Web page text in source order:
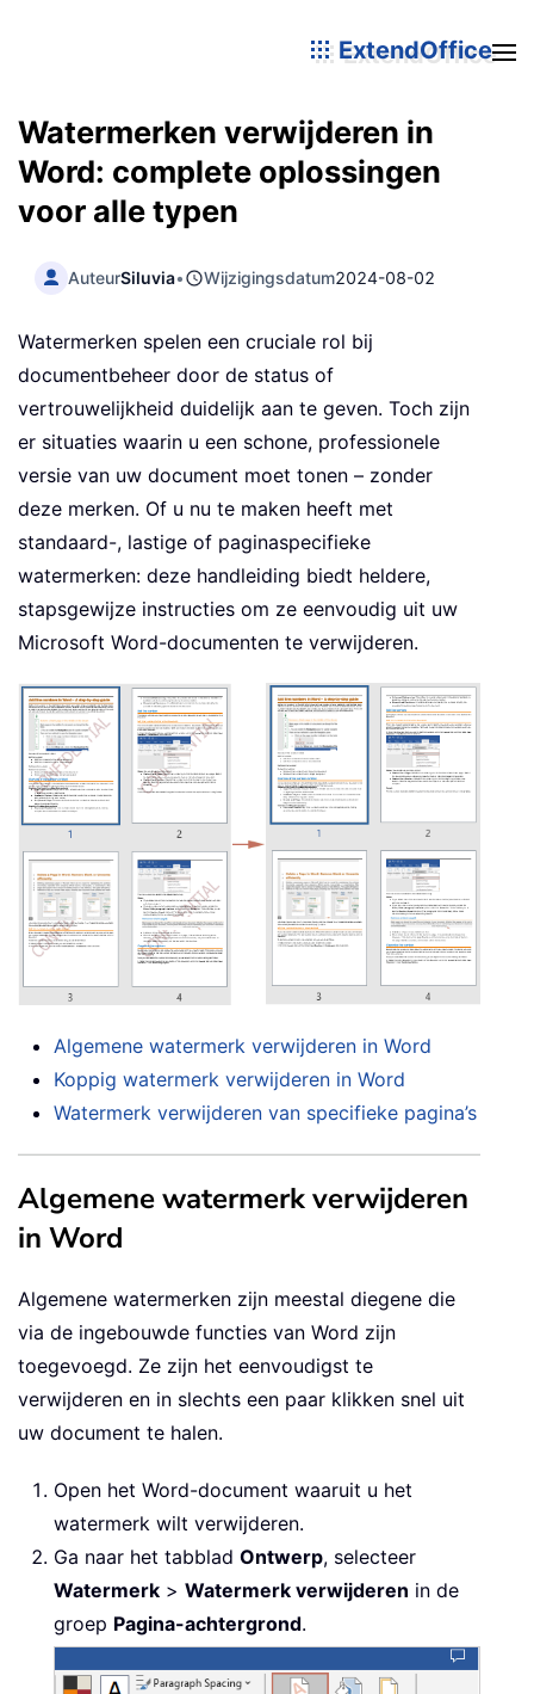
ExtendOffice
Watermerken verwijderen in
Word: complete oplossingen
voor alle typen
AuteurSiluvia• Wijzigingsdatum2024-08-02
Watermerken spelen een cruciale rol bij
documentbeheer door de status of
vertrouwelijkheid duidelijk aan te geven. Toch zijn
er situaties waarin u een schone, professionele
versie van uw document moet tonen – zonder
deze merken. Of u nu te maken heeft met
standaard-, lastige of paginaspecifieke
watermerken: deze handleiding biedt heldere,
stapsgewijze instructies om ze eenvoudig uit uw
Microsoft Word-documenten te verwijderen.
Algemene watermerk verwijderen in Word
Koppig watermerk verwijderen in Word
Watermerk verwijderen van specifieke pagina’s
Algemene watermerk verwijderen
in Word
Algemene watermerken zijn meestal diegene die
via de ingebouwde functies van Word zijn
toegevoegd. Ze zijn het eenvoudigst te
verwijderen en in slechts een paar klikken snel uit
uw document te halen.
Open het Word-document waaruit u het
watermerk wilt verwijderen.
Ga naar het tabblad Ontwerp, selecteer
Watermerk > Watermerk verwijderen in de
groep Pagina-achtergrond.